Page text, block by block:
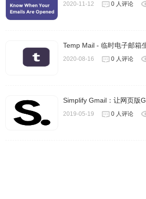
操作并不会获取用户的隐私信息。而且，当您
2020-11-12 0 人评论
Temp Mail - 临时电子邮箱
2020-08-16 0 人评论
Simplify Gmail：让网页版
2019-05-19 0 人评论